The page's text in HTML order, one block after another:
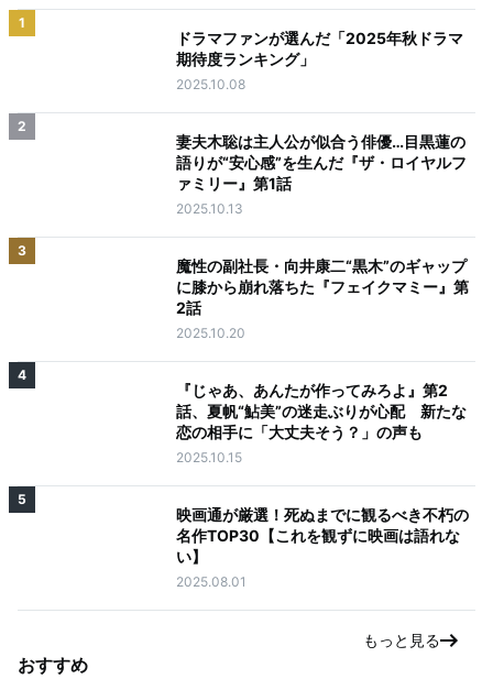
1
ドラマファンが選んだ「2025年秋ドラマ
期待度ランキング」
2025.10.08
2
妻夫木聡は主人公が似合う俳優…目黒蓮の
語りが“安心感”を生んだ『ザ・ロイヤルフ
ァミリー』第1話
2025.10.13
3
魔性の副社長・向井康二“黒木”のギャップ
に膝から崩れ落ちた『フェイクマミー』第
2話
2025.10.20
4
『じゃあ、あんたが作ってみろよ』第2
話、夏帆“鮎美”の迷走ぶりが心配 新たな
恋の相手に「大丈夫そう？」の声も
2025.10.15
5
映画通が厳選！死ぬまでに観るべき不朽の
名作TOP30【これを観ずに映画は語れな
い】
2025.08.01
もっと見る
おすすめ